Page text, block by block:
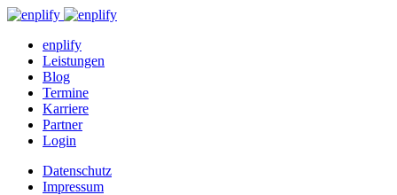
enplify
Leistungen
Blog
Termine
Karriere
Partner
Login
Datenschutz
Impressum